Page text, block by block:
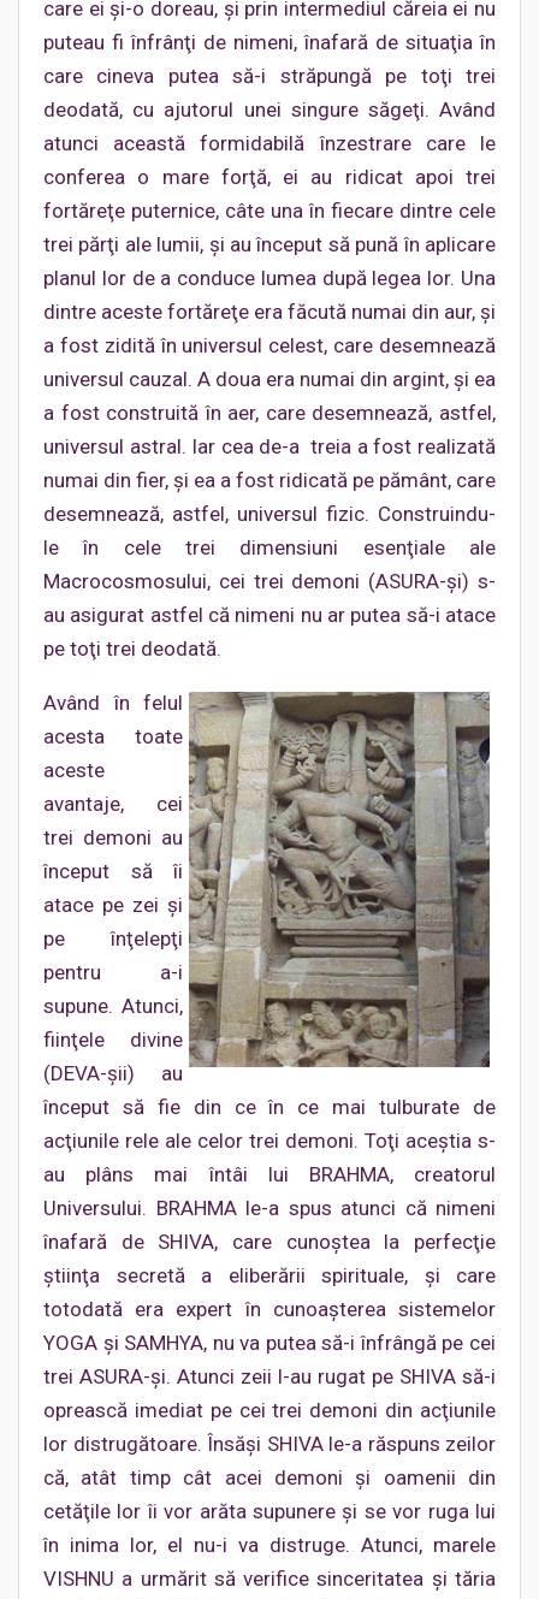
care ei şi-o doreau, şi prin intermediul căreia ei nu
puteau fi înfrânţi de nimeni, înafară de situaţia în
care cineva putea să-i străpungă pe toţi trei
deodată, cu ajutorul unei singure săgeţi. Având
atunci această formidabilă înzestrare care le
conferea o mare forţă, ei au ridicat apoi trei
fortăreţe puternice, câte una în fiecare dintre cele
trei părţi ale lumii, şi au început să pună în aplicare
planul lor de a conduce lumea după legea lor. Una
dintre aceste fortăreţe era făcută numai din aur, şi
a fost zidită în universul celest, care desemnează
universul cauzal. A doua era numai din argint, şi ea
a fost construită în aer, care desemnează, astfel,
universul astral. Iar cea de-a treia a fost realizată
numai din fier, şi ea a fost ridicată pe pământ, care
desemnează, astfel, universul fizic. Construindu-
le în cele trei dimensiuni esenţiale ale
Macrocosmosului, cei trei demoni (ASURA-şi) s-
au asigurat astfel că nimeni nu ar putea să-i atace
pe toţi trei deodată.
Având în felul
acesta toate
aceste
avantaje, cei
trei demoni au
început să îi
atace pe zei şi
pe înţelepţi
pentru a-i
supune. Atunci,
fiinţele divine
(DEVA-şii) au
început să fie din ce în ce mai tulburate de
acţiunile rele ale celor trei demoni. Toţi aceştia s-
au plâns mai întâi lui BRAHMA, creatorul
Universului. BRAHMA le-a spus atunci că nimeni
înafară de SHIVA, care cunoştea la perfecţie
ştiinţa secretă a eliberării spirituale, şi care
totodată era expert în cunoaşterea sistemelor
YOGA şi SAMHYA, nu va putea să-i înfrângă pe cei
trei ASURA-şi. Atunci zeii l-au rugat pe SHIVA să-i
oprească imediat pe cei trei demoni din acţiunile
lor distrugătoare. Însăşi SHIVA le-a răspuns zeilor
că, atât timp cât acei demoni şi oamenii din
cetăţile lor îi vor arăta supunere şi se vor ruga lui
în inima lor, el nu-i va distruge. Atunci, marele
VISHNU a urmărit să verifice sinceritatea şi tăria